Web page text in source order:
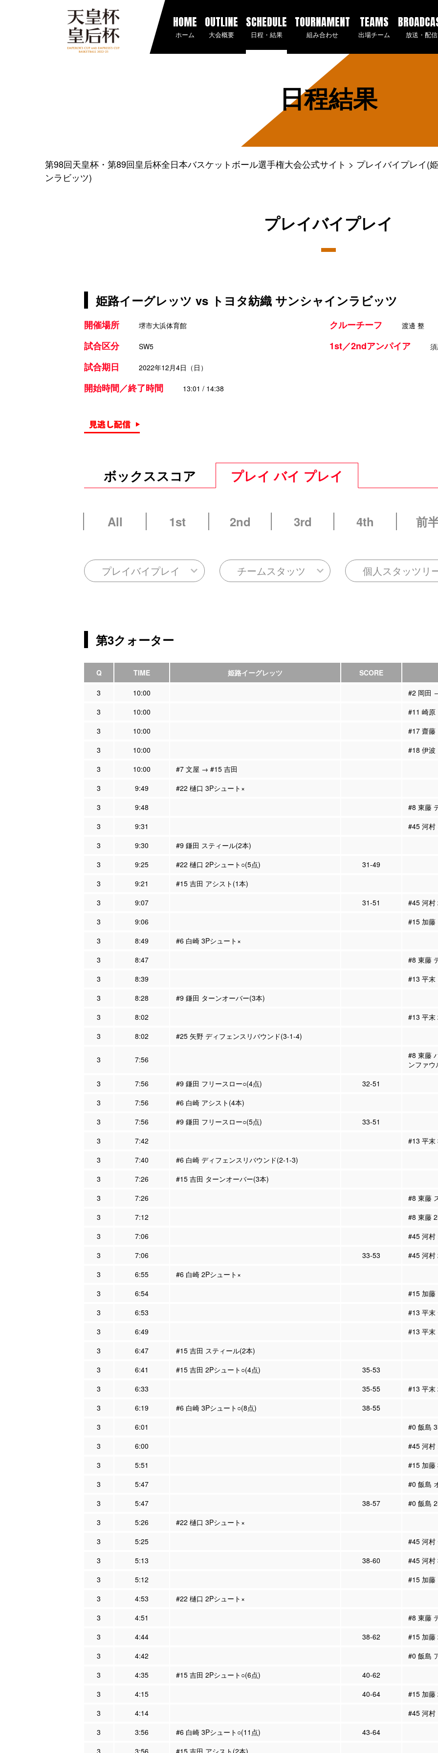
HOME
ホーム
OUTLINE
大会概要
SCHEDULE
日程・結果
TOURNAMENT
組み合わせ
TEAMS
出場チーム 放送・配信
日程結果
第98回天皇杯・第89回皇后杯全日本バスケットボール選手権大会公式サイト
プレイバイプレイ(
ンラビッツ)
プレイバイプレイ
姫路イーグレッツ vs トヨタ紡織 サンシャインラビッツ
開催場所 堺市大浜体育館
試合区分 SW5
試合期日 2022年12月4日（日）
開始時間／終了時間 13:01 / 14:38
クルーチーフ 渡邊 整
1st／2ndアンパイア
ボックススコア プレイ バイ プレイ
All 1st 2nd 3rd 4th 前
プレイバイプレイ チームスタッツ 個人スタッツリ
第3クォーター
Q TIME 姫路イーグレッツ SCORE
3 10:00
#2 岡田
3
10:00
#11 崎
3
10:00
#17 齋
3
10:00
#18 伊
3
10:00
#7 文屋 → #15 吉田
3
9:49
#22 樋口 3Pシュート×
3
9:48
#8 東藤
3
9:31
#45 河村
3
9:30
#9 鎌田 スティール(2本)
3
9:25 #22 樋口 2Pシュート○(5点)
31-49
3
9:21
#15 吉田 アシスト(1本)
3
9:07 31-51
#45 河村
3
9:06
#15 加藤
3
8:49
#6 白崎 3Pシュート×
3
8:47
#8 東藤
3
8:39
#13 平末
3
8:28
#9 鎌田 ターンオーバー(3本)
3
8:02
#13 平末
3
8:02 #25 矢野 ディフェンスリバウンド(3-1-4)
3 7:56
#8 東藤
ンファ
3
7:56 #9 鎌田 フリースロー○(4点)
32-51
3
7:56
#6 白崎 アシスト(4本)
3
7:56 #9 鎌田 フリースロー○(5点)
33-51
3
7:42
#13 平末
3
7:40
#6 白崎 ディフェンスリバウンド(2-1-3)
3
7:26
#15 吉田 ターンオーバー(3本)
3
7:26
#8 東藤
3
7:12
#8 東藤
3
7:06
#45 河村
3
7:06 33-53
#45 河村
3
6:55
#6 白崎 2Pシュート×
3
6:54
#15 加藤
3
6:53
#13 平末
3
6:49
#13 平末
3
6:47
#15 吉田 スティール(2本)
3
6:41 #15 吉田 2Pシュート○(4点)
35-53
3
6:33 35-55
#13 平末
3
6:19 #6 白崎 3Pシュート○(8点)
38-55
3
6:01
#0 飯島
3
6:00
#45 河村
3
5:51
#15 加藤
3
5:47
#0 飯島
3
5:47 38-57
#0 飯島
3
5:26
#22 樋口 3Pシュート×
3
5:25
#45 河村
3
5:13 38-60
#45 河村
3
5:12
#15 加藤
3
4:53
#22 樋口 2Pシュート×
3
4:51
#8 東藤
3
4:44 38-62
#15 加藤
3
4:42
#0 飯島
3
4:35 #15 吉田 2Pシュート○(6点)
40-62
3
4:15 40-64
#15 加藤
3
4:14
#45 河村
3
3:56 #6 白崎 3Pシュート○(11点)
43-64
3
3:56 #15 吉田 アシスト(2本)